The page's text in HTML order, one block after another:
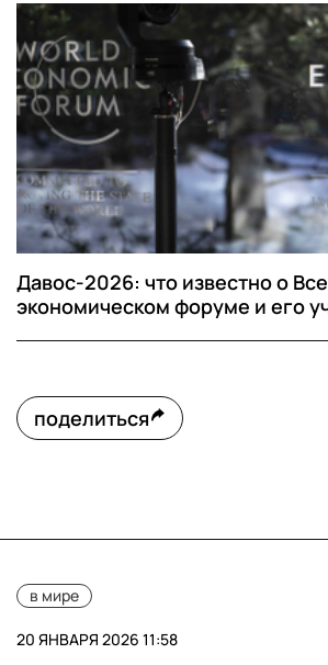
Давос-2026: что известно о
экономическом форуме и его
поделиться
в мире
20 ЯНВАРЯ 2026 11:58